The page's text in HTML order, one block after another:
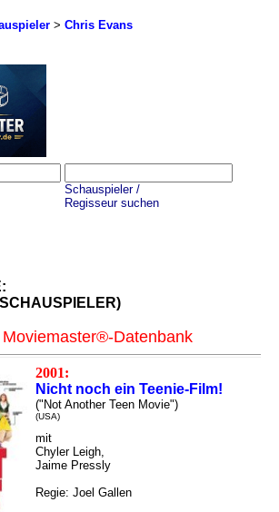
> Chris Evans
Schauspieler /
Regisseur suchen
Datenbank
2001:
Nicht noch ein Teenie-Film!
("Not Another Teen Movie")
(USA)
mit
Chyler Leigh,
Jaime Pressly
Regie: Joel Gallen